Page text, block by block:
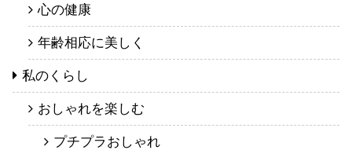
心の健康
年齢相応に美しく
私のくらし
おしゃれを楽しむ
プチプラおしゃれ